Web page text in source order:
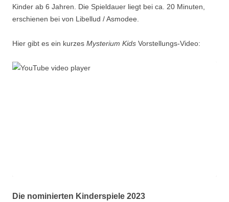
Kinder ab 6 Jahren. Die Spieldauer liegt bei ca. 20 Minuten,
erschienen bei von Libellud / Asmodee.
Hier gibt es ein kurzes Mysterium Kids Vorstellungs-Video:
Die nominierten Kinderspiele 2023